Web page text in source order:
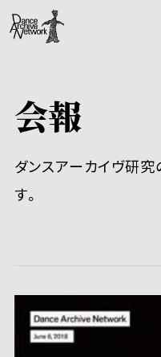
会報
ダンスアーカイヴ研
す。